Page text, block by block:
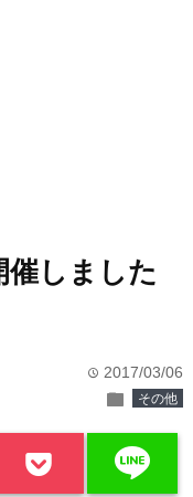
催しました
time 2017/03/06
folder その他
line